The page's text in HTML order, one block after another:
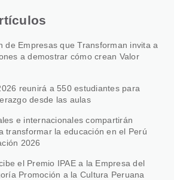
de Empresas que Transforman invita a
a demostrar cómo crean Valor
reunirá a 550 estudiantes para
desde las aulas
e internacionales compartirán
transformar la educación en el Perú
2026
el Premio IPAE a la Empresa del
Promoción a la Cultura Peruana